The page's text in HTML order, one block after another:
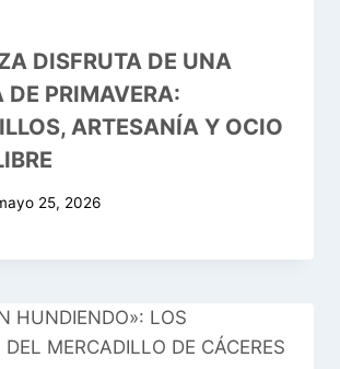
DISFRUTA DE UNA
PRIMAVERA:
ARTESANÍA Y OCIO
25, 2026